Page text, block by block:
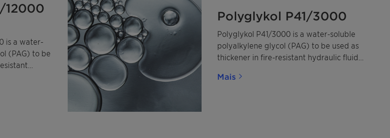
12000
is a water-
(PAG) to be
Polyglykol P41/3000
Polyglykol P41/3000 is a water-soluble
polyalkylene glycol (PAG) to be used as
thickener in fire-resistant hydraulic fluids
Mais